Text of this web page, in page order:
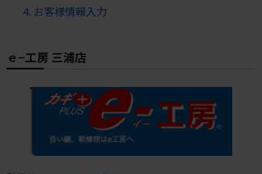
4. お客様情報入力
ｅ−工房 三浦店